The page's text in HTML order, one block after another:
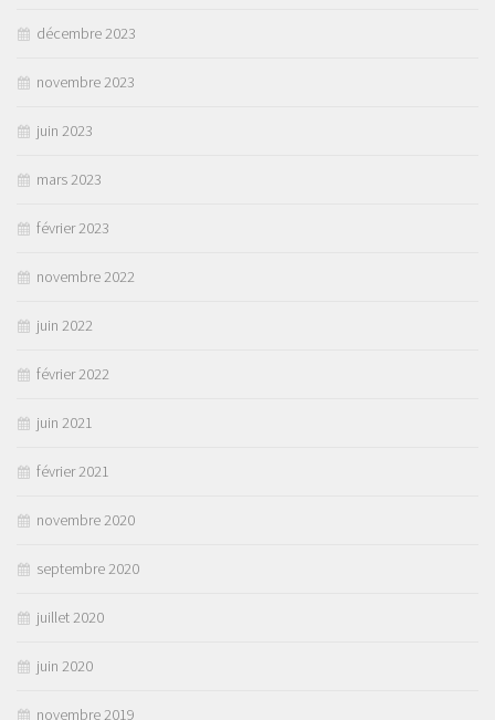
décembre 2023
novembre 2023
juin 2023
mars 2023
février 2023
novembre 2022
juin 2022
février 2022
juin 2021
février 2021
novembre 2020
septembre 2020
juillet 2020
juin 2020
novembre 2019